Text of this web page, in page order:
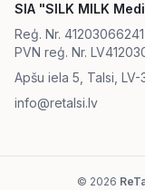
SIA "SILK MILK
Reģ. Nr. 41203066241
PVN reģ. Nr.
Apšu iela 5, Talsi, LV-
info@retalsi.lv
© 2026